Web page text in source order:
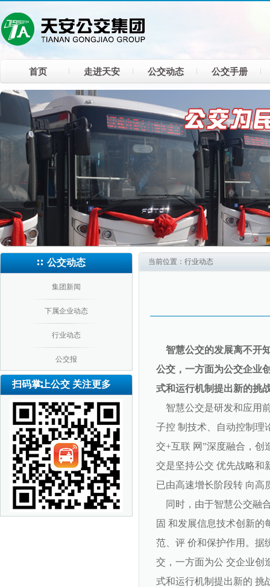
首页 走进天安 公交动态 公交手册
公交动态
集团新闻
下属企业动态
行业动态
公交报
扫码掌上公交 关注更多
当前位置：行业动态
智慧公交的发展离不开
公交，一方面为公交企业
式和运行机制提出新的挑
智慧公交是研发和应用
子控 制技术、自动控制理
交+互联 网”深度融合，创
交是坚持公交 优先战略和
已由高速增长阶段转 向高
同时，由于智慧公交融
固 和发展信息技术创新的
范、评 价和保护作用。据
交，一方面为公 交企业创
式和运行机制提出新的 挑